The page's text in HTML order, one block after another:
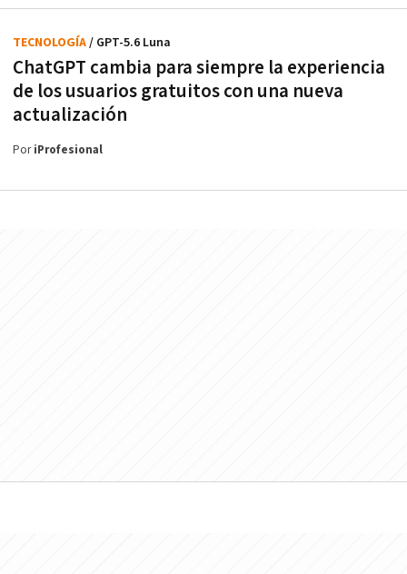
ChatGPT cambia para siempre la experiencia
de los usuarios gratuitos con una nueva
actualización
TECNOLOGÍA/ GPT-5.6 Luna
PoriProfesional